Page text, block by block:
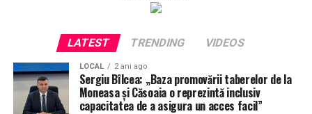
LATEST TRENDING VIDEOS
LOCAL 2 ani ago
Sergiu Bîlcea: „Baza promovării taberelor de la
Moneasa și Căsoaia o reprezintă inclusiv
capacitatea de a asigura un acces facil”